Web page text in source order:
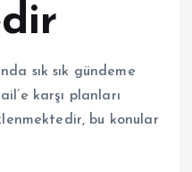
sık sık gündeme
karşı planları
bu konular